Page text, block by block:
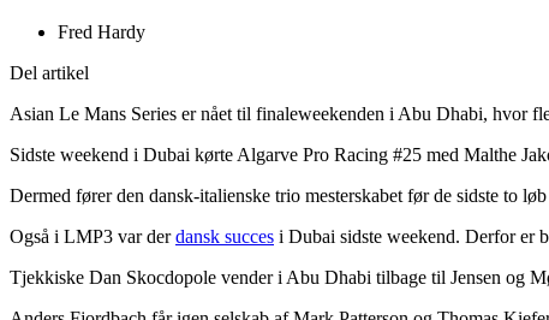
Fred Hardy
Del artikel
Asian Le Mans Series er nået til finaleweekenden i Abu Dhabi, hvor
Sidste weekend i Dubai kørte Algarve Pro Racing #25 med Malthe
Dermed fører den dansk-italienske trio mesterskabet før de sidste to
Også i LMP3 var derdansk succes i Dubai sidste weekend. Derfor er
Tjekkiske Dan Skocdopole vender i Abu Dhabi tilbage til Jensen og